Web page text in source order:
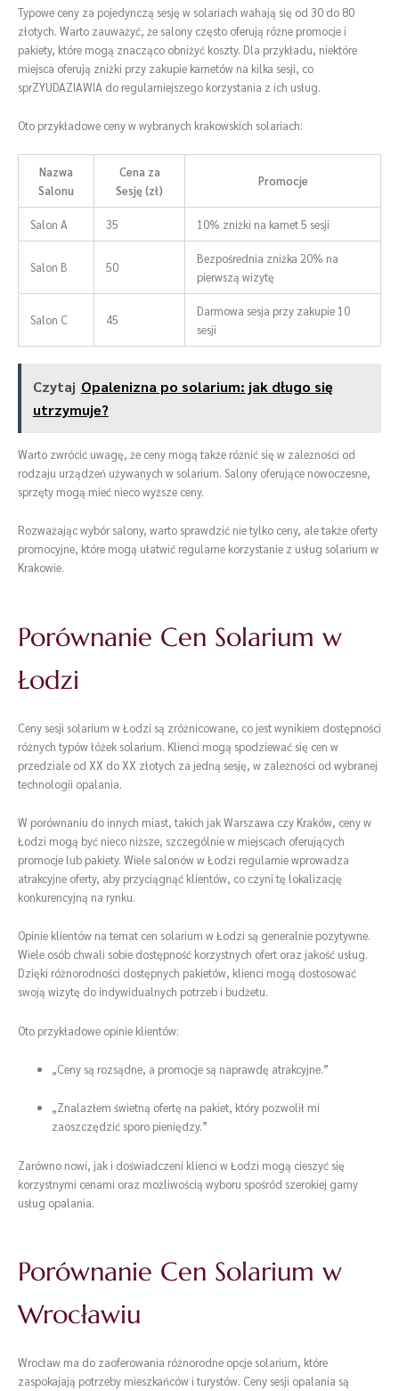
Typowe ceny za pojedynczą sesję w solariach wahają się od 30 do 80
złotych. Warto zauważyć, że salony często oferują różne promocje i
pakiety, które mogą znacząco obniżyć koszty. Dla przykładu, niektóre
miejsca oferują zniżki przy zakupie karnetów na kilka sesji, co
sprZYUDAZIAWIA do regularniejszego korzystania z ich usług.
Oto przykładowe ceny w wybranych krakowskich solariach:
Nazwa
Salonu
Cena za
Sesję (zł)
Promocje
Salon A 35 10% zniżki na karnet 5 sesji
Salon B 50
Bezpośrednia zniżka 20% na
pierwszą wizytę
Salon C 45
Darmowa sesja przy zakupie 10
sesji
Czytaj Opalenizna po solarium: jak długo się
utrzymuje?
Warto zwrócić uwagę, że ceny mogą także różnić się w zależności od
rodzaju urządzeń używanych w solarium. Salony oferujące nowoczesne,
sprzęty mogą mieć nieco wyższe ceny.
Rozważając wybór salony, warto sprawdzić nie tylko ceny, ale także oferty
promocyjne, które mogą ułatwić regularne korzystanie z usług solarium w
Krakowie.
Porównanie Cen Solarium w
Łodzi
Ceny sesji solarium w Łodzi są zróżnicowane, co jest wynikiem dostępności
różnych typów łóżek solarium. Klienci mogą spodziewać się cen w
przedziale od XX do XX złotych za jedną sesję, w zależności od wybranej
technologii opalania.
W porównaniu do innych miast, takich jak Warszawa czy Kraków, ceny w
Łodzi mogą być nieco niższe, szczególnie w miejscach oferujących
promocje lub pakiety. Wiele salonów w Łodzi regularnie wprowadza
atrakcyjne oferty, aby przyciągnąć klientów, co czyni tę lokalizację
konkurencyjną na rynku.
Opinie klientów na temat cen solarium w Łodzi są generalnie pozytywne.
Wiele osób chwali sobie dostępność korzystnych ofert oraz jakość usług.
Dzięki różnorodności dostępnych pakietów, klienci mogą dostosować
swoją wizytę do indywidualnych potrzeb i budżetu.
Oto przykładowe opinie klientów:
„Ceny są rozsądne, a promocje są naprawdę atrakcyjne.”
„Znalazłem świetną ofertę na pakiet, który pozwolił mi
zaoszczędzić sporo pieniędzy.”
Zarówno nowi, jak i doświadczeni klienci w Łodzi mogą cieszyć się
korzystnymi cenami oraz możliwością wyboru spośród szerokiej gamy
usług opalania.
Porównanie Cen Solarium w
Wrocławiu
Wrocław ma do zaoferowania różnorodne opcje solarium, które
zaspokajają potrzeby mieszkańców i turystów. Ceny sesji opalania są